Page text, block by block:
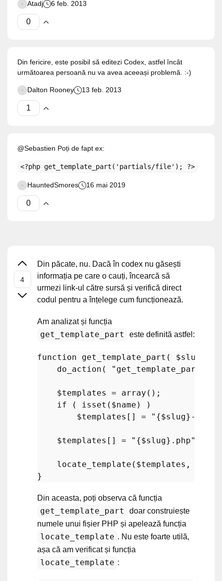
Atadj 6 feb. 2013
Din fericire, este posibil să editezi Codex, astfel încât
următoarea persoană nu va avea aceeași problemă. :-)
Dalton Rooney 13 feb. 2013
@Sebastien Poți de fapt ex:
<?php get_template_part('partials/file'); ?>
HauntedSmores 16 mai 2019
Din păcate, nu. Dacă în codex nu găsești
informația pe care o cauți, încearcă să
urmezi link-ul către sursă și verifică direct
codul pentru a înțelege cum funcționează.
Am analizat și funcția
get_template_part este definită astfel:
function get_template_part ( $slug
do_action ( "get_template_part_
$templates = array ();
if ( isset ( $name ) )
$templates [] = " {$slug} -
$templates [] = " {$slug} .php"
locate_template ( $templates ,
Din aceasta, poți observa că funcția
get_template_part
doar construiește
numele unui fișier PHP și apelează funcția
locate_template . Nu este foarte utilă,
așa că am verificat și funcția
locate_template :